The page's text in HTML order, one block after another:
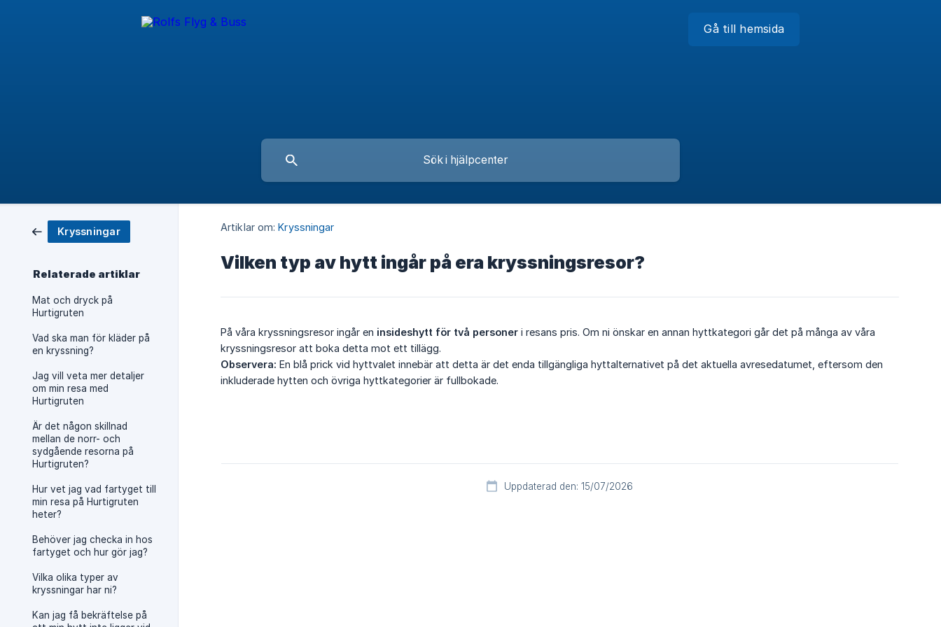
Gå till hemsida
Kryssningar
Relaterade artiklar
Mat och dryck på
Hurtigruten
Vad ska man för kläder på
en kryssning?
Jag vill veta mer detaljer
om min resa med
Hurtigruten
Är det någon skillnad
mellan de norr- och
sydgående resorna på
Hurtigruten?
Hur vet jag vad fartyget till
min resa på Hurtigruten
heter?
Behöver jag checka in hos
fartyget och hur gör jag?
Vilka olika typer av
kryssningar har ni?
Kan jag få bekräftelse på
Artiklar om: Kryssningar
Vilken typ av hytt ingår på era kryssningsresor?
På våra kryssningsresor ingår en insideshytt för två personer i resans pris. Om ni önskar en annan hyttkategori går det på många av våra
kryssningsresor att boka detta mot ett tillägg.
Observera: En blå prick vid hyttvalet innebär att detta är det enda tillgängliga hyttalternativet på det aktuella avresedatumet, eftersom den
inkluderade hytten och övriga hyttkategorier är fullbokade.
Uppdaterad den: 15/07/2026